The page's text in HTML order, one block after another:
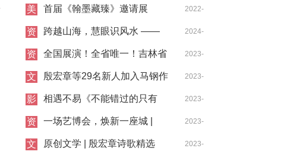
美
首届《翰墨藏臻》邀请展 2022-
09-21
资
跨越山海，慧眼识风水 ——
三明师叔北京之行传递国学精
髓
2024-
07-18
资
全国展演！全省唯一！吉林省
这所高校成功入选！
2023-
04-24
文
殷宏章等29名新人加入马钢作
家协会
2023-
09-06
影
相遇不易《不能错过的只有
你》爆火上映，知名制片人导
演投资人刘凯文高度评价
2023-
04-05
资
一场艺博会，焕新一座城 |
NAFI2023南京国际艺术博览
2023-
09-28
文
原创文学 | 殷宏章诗歌精选 2023-